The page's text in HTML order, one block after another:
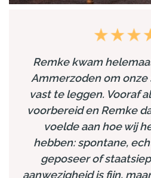
Remke kwam
Ammerzoden om onze
vast te leggen. Vooraf
voorbereid en Remke
voelde aan hoe wij
hebben: spontane,
geposeer of
aanwezigheid is fijn,